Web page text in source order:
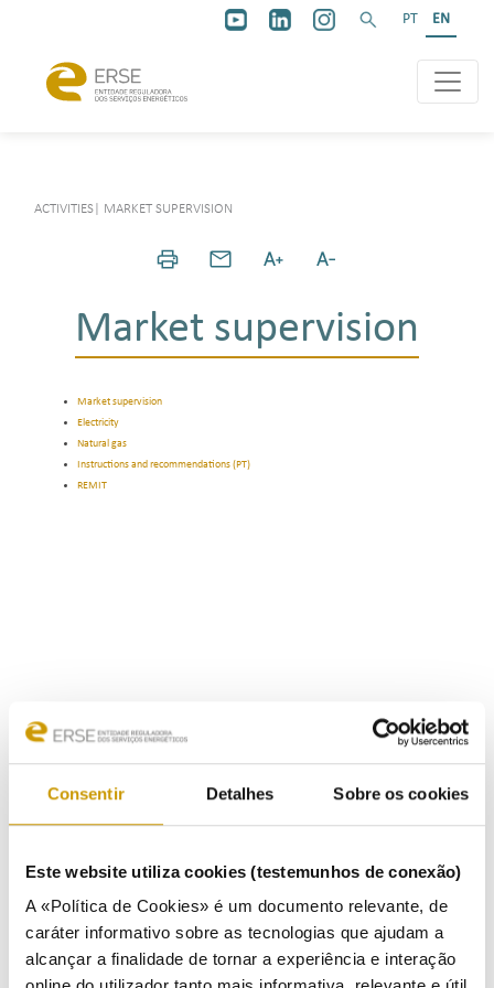
Consentir Detalhes Sobre os cookies
Este website utiliza cookies (testemunhos de conexão)
A «Política de Cookies» é um documento relevante, de
caráter informativo sobre as tecnologias que ajudam a
alcançar a finalidade de tornar a experiência e interação
PT EN
ACTIVITIES MARKET SUPERVISION
Market supervision
Market supervision
Electricity
Natural gas
Instructions and recommendations (PT)
REMIT